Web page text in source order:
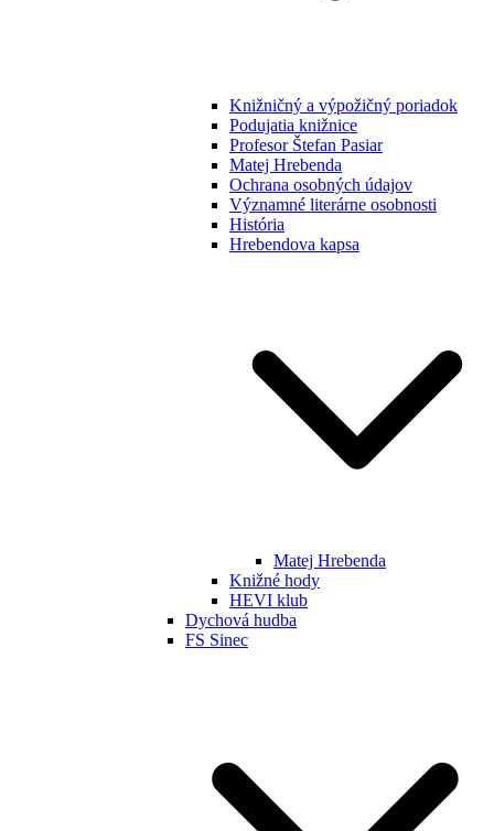
Knižničný a výpožičný poriadok
Podujatia knižnice
Profesor Štefan Pasiar
Matej Hrebenda
Ochrana osobných údajov
Významné literárne osobnosti
História
Hrebendova kapsa
Matej Hrebenda
Knižné hody
HEVI klub
Dychová hudba
FS Sinec